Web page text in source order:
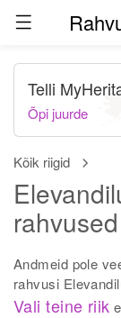
Kõik riigid
rahvused
Andmeid pole
rahvusi
Vali teine riik
Telli
Õpi juurde